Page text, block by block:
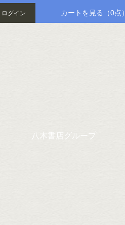
ログイン カートを見る （0点）
八木書店グループ